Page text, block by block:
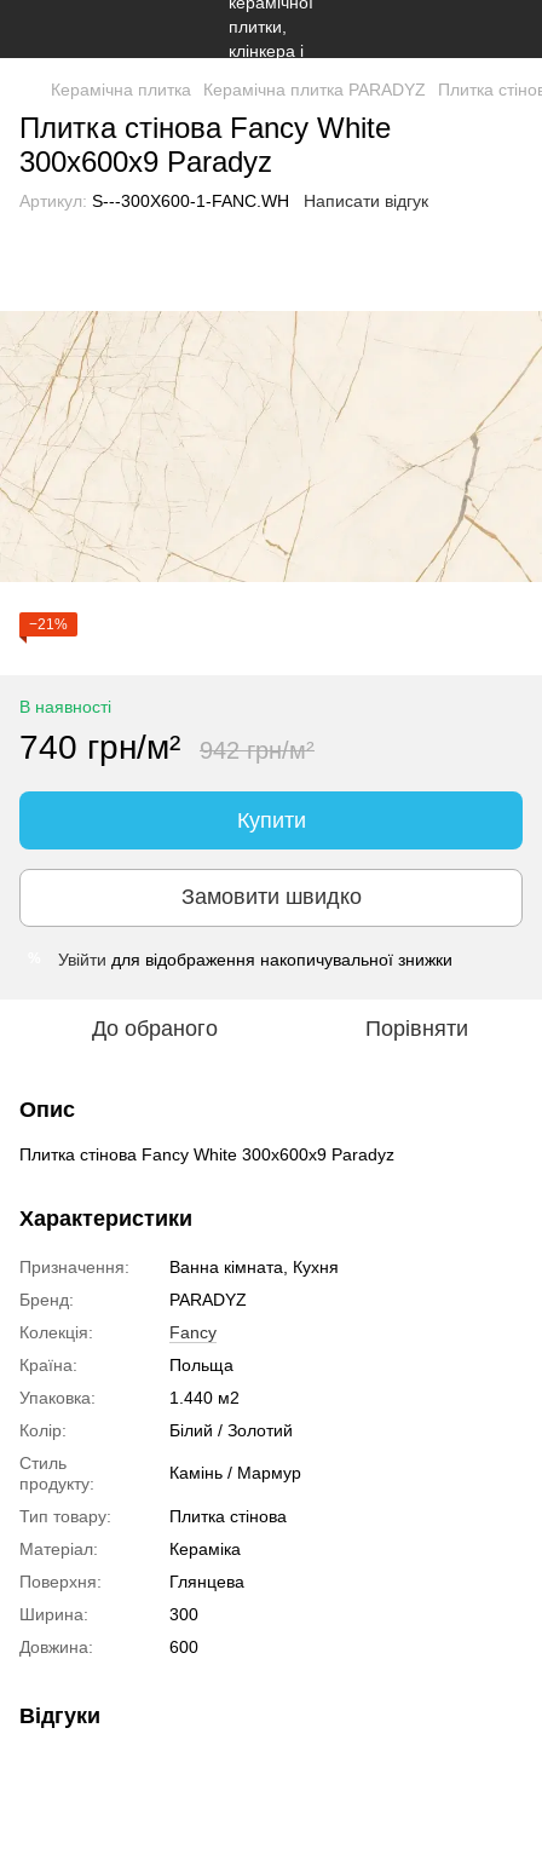
Керамічна плитка Керамічна плитка PARADYZ Плитка
Плитка стінова Fancy White
300x600x9 Paradyz
Артикул: S---300X600-1-FANC.WH Написати відгук
−21%
В наявності
740 грн/м² 942 грн/м²
Купити
Замовити швидко
Увійти для відображення накопичувальної знижки
До обраного Порівняти
Опис
Плитка стінова Fancy White 300x600x9 Paradyz
Характеристики
Призначення:
Ванна кімната, Кухня
Бренд:
PARADYZ
Колекція:
Fancy
Країна:
Польща
Упаковка:
1.440 м2
Колір:
Білий / Золотий
Стиль
продукту:
Камінь / Мармур
Тип товару:
Плитка стінова
Матеріал:
Кераміка
Поверхня:
Глянцева
Ширина:
300
Довжина:
600
Відгуки